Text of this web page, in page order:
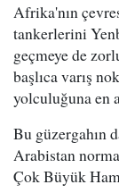
Afrika'nın
tankerlerini
geçmeye de
başlıca varış
yolculuğuna en
Bu güzergahın
Arabistan
Çok Büyük